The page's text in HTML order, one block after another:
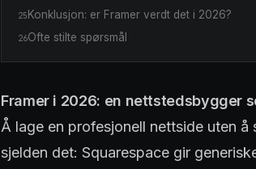
25 Konklusjon: er Framer verdt det i 2026?
26Ofte stilte spørsmål
Framer i 2026: en nettstedsbygger
Å lage en profesjonell nettside uten
sjelden det: Squarespace gir